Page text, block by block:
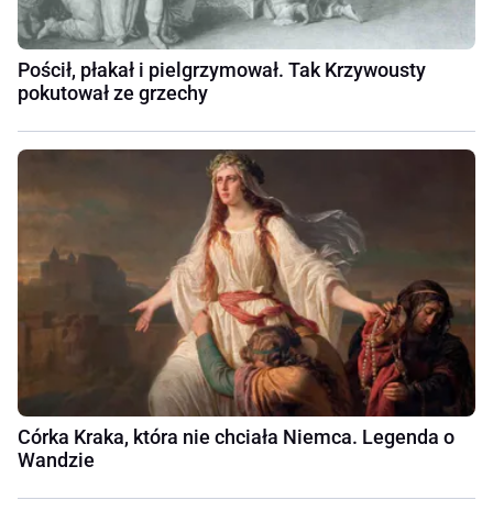
Pościł, płakał i pielgrzymował. Tak Krzywousty
pokutował ze grzechy
Córka Kraka, która nie chciała Niemca. Legenda o
Wandzie